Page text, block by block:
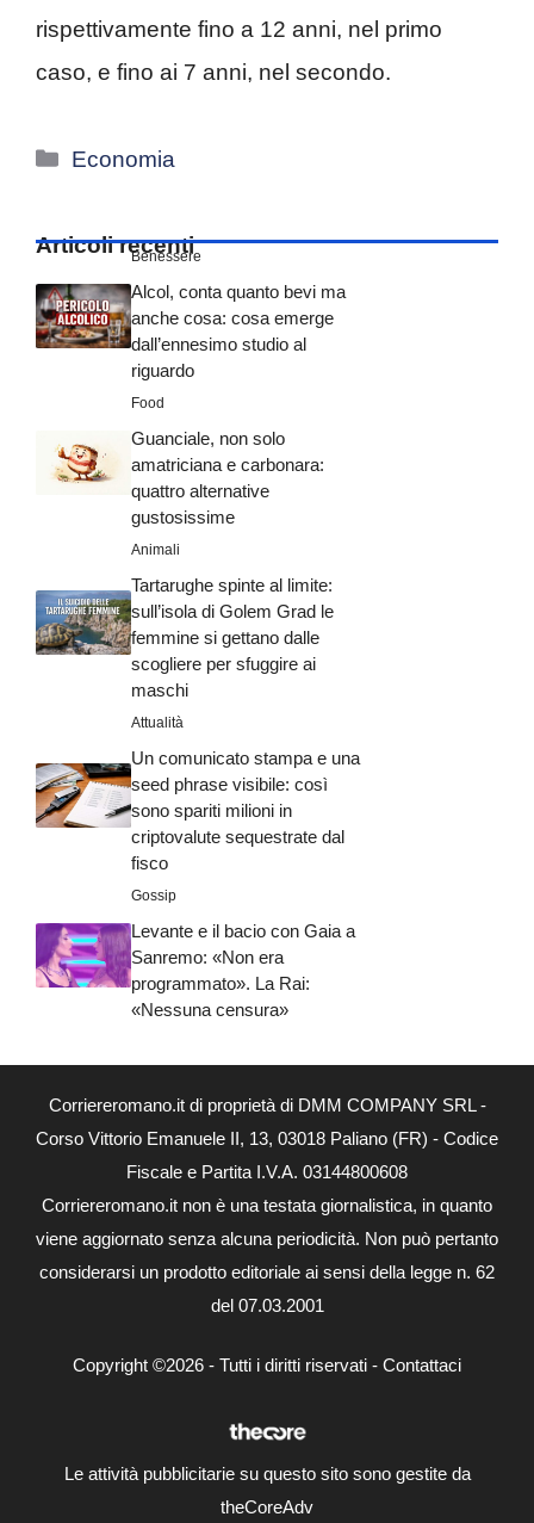
rispettivamente fino a 12 anni, nel primo
caso, e fino ai 7 anni, nel secondo.
Categorie
Economia
Articoli recenti
Benessere
Alcol, conta quanto bevi ma
anche cosa: cosa emerge
dall’ennesimo studio al
riguardo
Food
Guanciale, non solo
amatriciana e carbonara:
quattro alternative
gustosissime
Animali
Tartarughe spinte al limite:
sull’isola di Golem Grad le
femmine si gettano dalle
scogliere per sfuggire ai
maschi
Attualità
Un comunicato stampa e una
seed phrase visibile: così
sono spariti milioni in
criptovalute sequestrate dal
fisco
Gossip
Levante e il bacio con Gaia a
Sanremo: «Non era
programmato». La Rai:
«Nessuna censura»
Corriereromano.it di proprietà di DMM COMPANY SRL -
Corso Vittorio Emanuele II, 13, 03018 Paliano (FR) - Codice
Fiscale e Partita I.V.A. 03144800608
Corriereromano.it non è una testata giornalistica, in quanto
viene aggiornato senza alcuna periodicità. Non può pertanto
considerarsi un prodotto editoriale ai sensi della legge n. 62
del 07.03.2001
Copyright ©2026 - Tutti i diritti riservati - Contattaci
Le attività pubblicitarie su questo sito sono gestite da
theCoreAdv